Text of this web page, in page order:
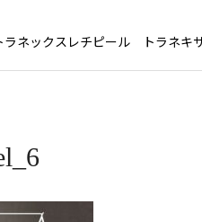
ラネックスレチピール トラネキ